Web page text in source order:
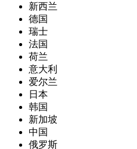
新西兰
德国
瑞士
法国
荷兰
意大利
爱尔兰
日本
韩国
新加坡
中国
俄罗斯